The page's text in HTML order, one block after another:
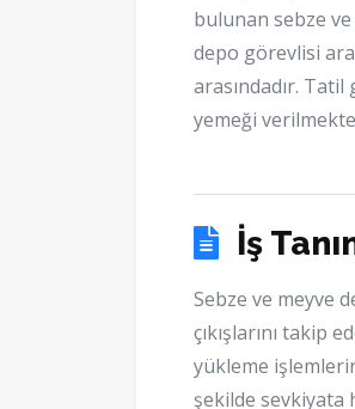
bulunan sebze
depo görevlisi
arasındadır.
yemeği
İş
Sebze ve meyve
çıkışlarını takip
yükleme
şekilde sevkiyata